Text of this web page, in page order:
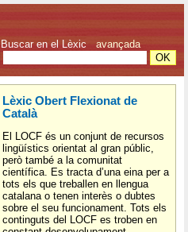
Buscar en el Lèxic avançada
Lèxic Obert Flexionat de
Català
El LOCF és un conjunt de recursos
lingüístics orientat al gran públic,
però també a la comunitat
científica. Es tracta d’una eina per a
tots els que treballen en llengua
catalana o tenen interès o dubtes
sobre el seu funcionament. Tots els
continguts del LOCF es troben en